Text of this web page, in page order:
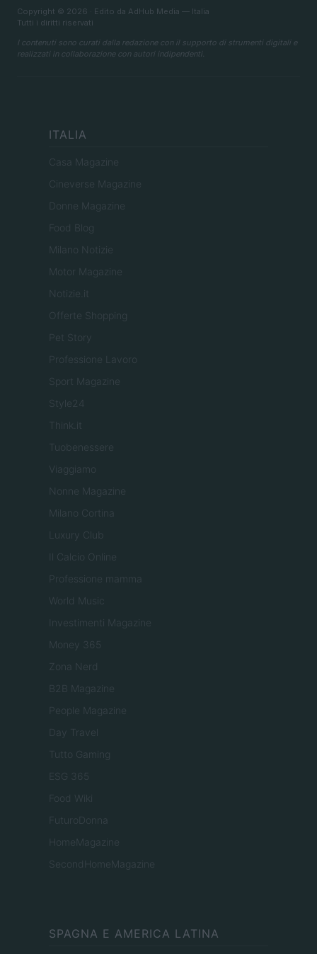
Copyright © 2026 · Edito da AdHub Media — Italia
Tutti i diritti riservati
I contenuti sono curati dalla redazione con il supporto di strumenti digitali e
realizzati in collaborazione con autori indipendenti.
ITALIA
Casa Magazine
Cineverse Magazine
Donne Magazine
Food Blog
Milano Notizie
Motor Magazine
Notizie.it
Offerte Shopping
Pet Story
Professione Lavoro
Sport Magazine
Style24
Think.it
Tuobenessere
Viaggiamo
Nonne Magazine
Milano Cortina
Luxury Club
Il Calcio Online
Professione mamma
World Music
Investimenti Magazine
Money 365
Zona Nerd
B2B Magazine
People Magazine
Day Travel
Tutto Gaming
ESG 365
Food Wiki
FuturoDonna
HomeMagazine
SecondHomeMagazine
SPAGNA E AMERICA LATINA